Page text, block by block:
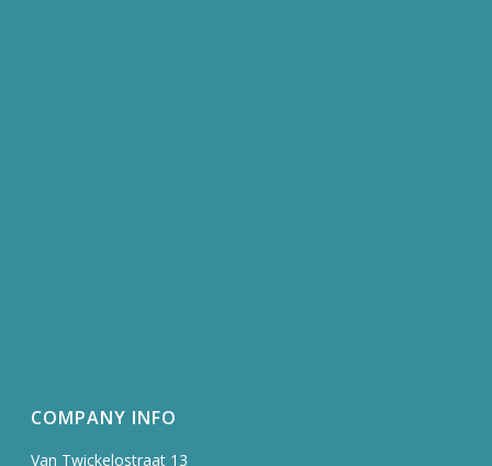
COMPANY INFO
Van Twickelostraat 13